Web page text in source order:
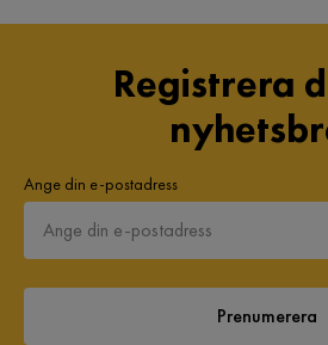
Registrera
Ange din e-postadress
Prenumerera